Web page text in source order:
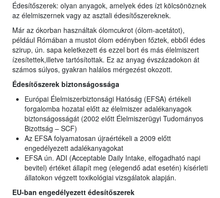
Édesítőszerek: olyan anyagok, amelyek édes ízt kölcsönöznek
az élelmiszernek vagy az asztali édesítőszereknek.
Már az ókorban használtak ólomcukrot (ólom-acetátot),
például Rómában a mustot ólom edényben főztek, ebből édes
szirup, ún. sapa keletkezett és ezzel bort és más élelmiszert
ízesítettek,illetve tartósítottak. Ez az anyag évszázadokon át
számos súlyos, gyakran halálos mérgezést okozott.
Édesítőszerek biztonságossága
Európai Élelmiszerbiztonsági Hatóság (EFSA) értékeli
forgalomba hozatal előtt az élelmiszer adalékanyagok
biztonságosságát (2002 előtt Élelmiszerügyi Tudományos
Bizottság – SCF)
Az EFSA folyamatosan újraértékeli a 2009 előtt
engedélyezett adalékanyagokat
EFSA ún. ADI (Acceptable Daily Intake, elfogadható napi
bevitel) értéket állapít meg (elegendő adat esetén) kísérleti
állatokon végzett toxikológiai vizsgálatok alapján.
EU-ban engedélyezett édesítőszerek